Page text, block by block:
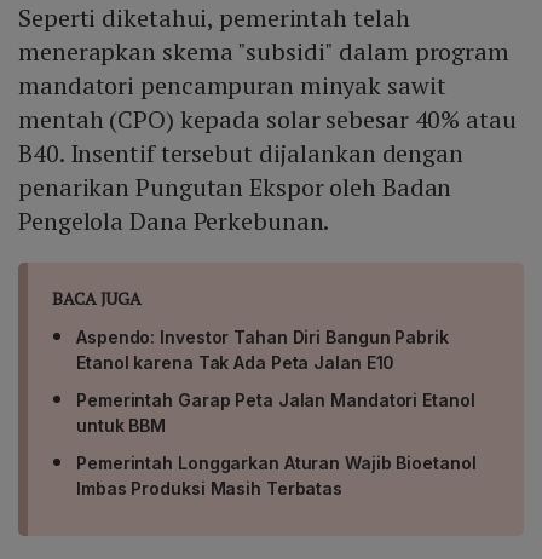
Seperti diketahui, pemerintah telah
menerapkan skema "subsidi" dalam program
mandatori pencampuran minyak sawit
mentah (CPO) kepada solar sebesar 40% atau
B40. Insentif tersebut dijalankan dengan
penarikan Pungutan Ekspor oleh Badan
Pengelola Dana Perkebunan.
BACA JUGA
Aspendo: Investor Tahan Diri Bangun Pabrik
Etanol karena Tak Ada Peta Jalan E10
Pemerintah Garap Peta Jalan Mandatori Etanol
untuk BBM
Pemerintah Longgarkan Aturan Wajib Bioetanol
Imbas Produksi Masih Terbatas